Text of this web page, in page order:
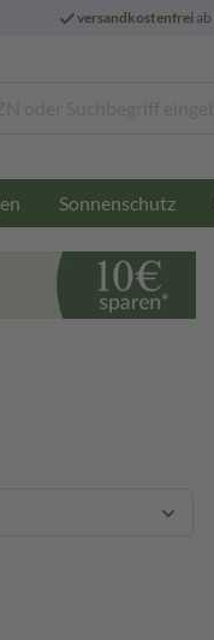
versandkostenfrei
Sonnenschutz